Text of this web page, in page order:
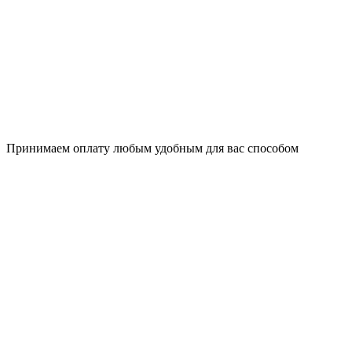
Принимаем оплату любым удобным для вас способом